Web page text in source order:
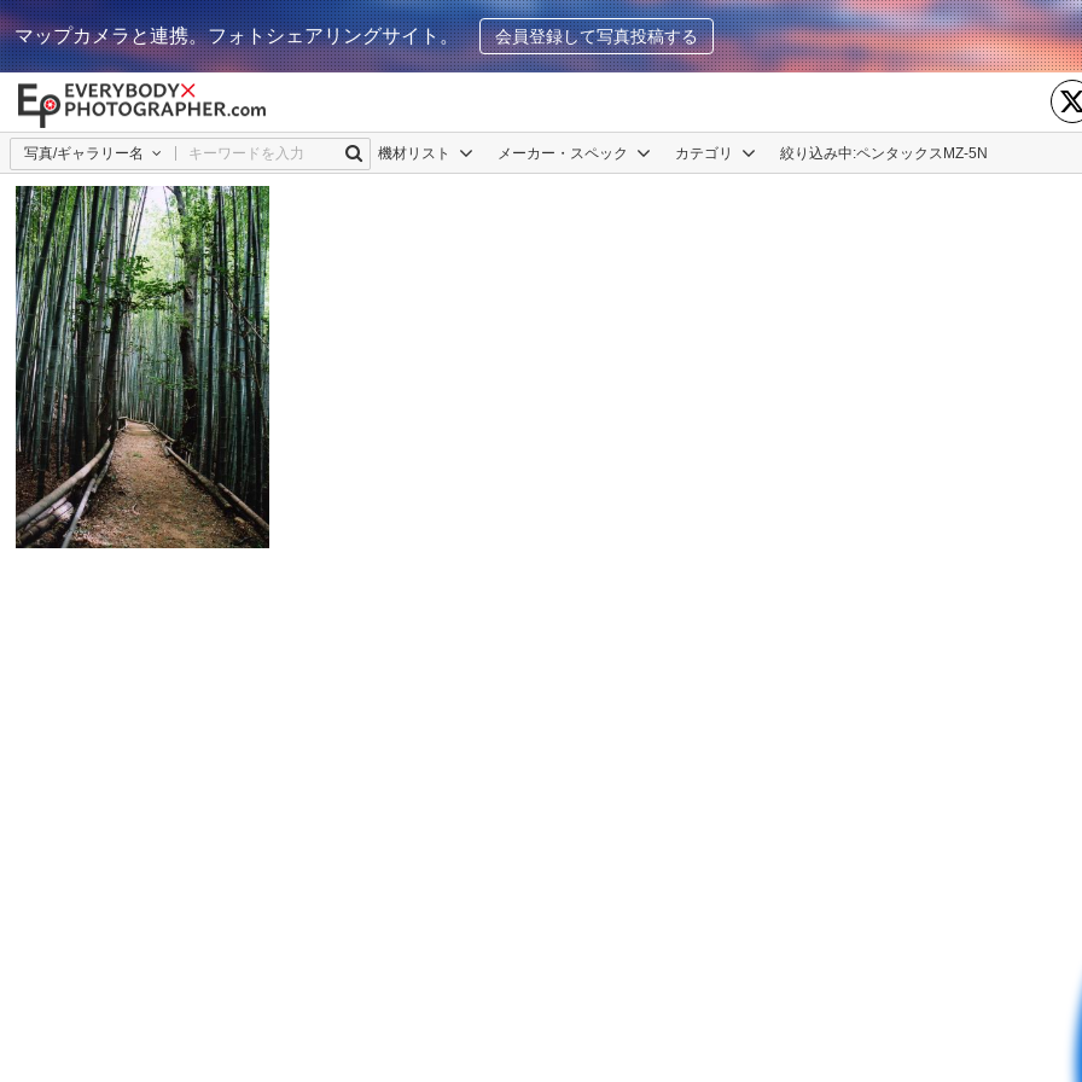
マップカメラと連携。フォトシェアリングサイト。 会員登録して写真投稿する
写真/ギャラリー名 機材リスト メーカー・スペック カテゴリ 絞り込み中:ペンタックスMZ-5N
仁(ｼﾞﾝ) 2 0